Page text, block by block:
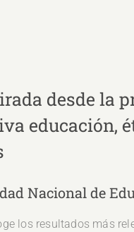
desde la
educación,
Nacional de
los resultados más